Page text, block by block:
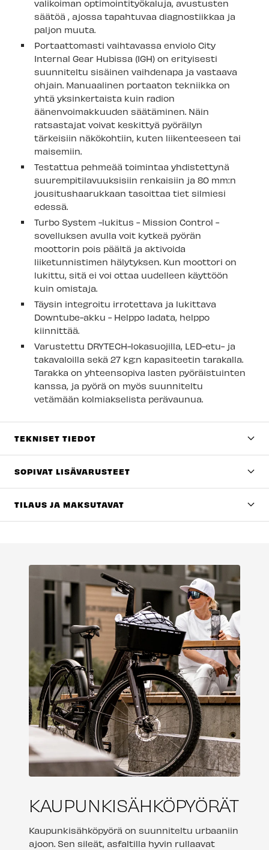
valikoiman optimointityökaluja, avustusten
säätöä , ajossa tapahtuvaa diagnostiikkaa ja
paljon muuta.
Portaattomasti vaihtavassa enviolo City
Internal Gear Hubissa (IGH) on erityisesti
suunniteltu sisäinen vaihdenapa ja vastaava
ohjain. Manuaalinen portaaton tekniikka on
yhtä yksinkertaista kuin radion
äänenvoimakkuuden säätäminen. Näin
ratsastajat voivat keskittyä pyöräilyn
tärkeisiin näkökohtiin, kuten liikenteeseen tai
maisemiin.
Testattua pehmeää toimintaa yhdistettynä
suurempitilavuuksisiin renkaisiin ja 80 mm:n
jousitushaarukkaan tasoittaa tiet silmiesi
edessä.
Turbo System -lukitus - Mission Control -
sovelluksen avulla voit kytkeä pyörän
moottorin pois päältä ja aktivoida
liiketunnistimen hälytyksen. Kun moottori on
lukittu, sitä ei voi ottaa uudelleen käyttöön
kuin omistaja.
Täysin integroitu irrotettava ja lukittava
Downtube-akku - Helppo ladata, helppo
kiinnittää.
Varustettu DRYTECH-lokasuojilla, LED-etu- ja
takavaloilla sekä 27 kg:n kapasiteetin tarakalla.
Tarakka on yhteensopiva lasten pyöräistuinten
kanssa, ja pyörä on myös suunniteltu
vetämään kolmiakselista perävaunua.
TEKNISET TIEDOT
SOPIVAT LISÄVARUSTEET
TILAUS JA MAKSUTAVAT
KAUPUNKISÄHKÖPYÖRÄT
Kaupunkisähköpyörä on suunniteltu urbaaniin
ajoon. Sen sileät, asfaltilla hyvin rullaavat